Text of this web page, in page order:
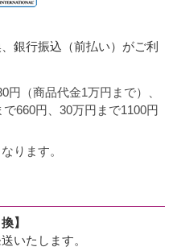
銀行振込（前払い）がご利
（商品代金1万円まで）、
660円、30万円まで1100円
ります。
】
いたします。